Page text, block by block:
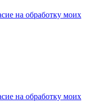
на обработку моих
на обработку моих